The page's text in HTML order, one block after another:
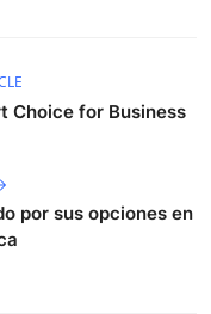
Choice for Business
por sus opciones en